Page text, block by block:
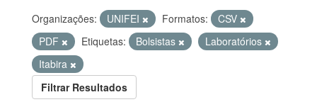
Organizações: UNIFEI Formatos:
CSV
PDF
Etiquetas: Bolsistas
Laboratórios
Itabira
Filtrar Resultados